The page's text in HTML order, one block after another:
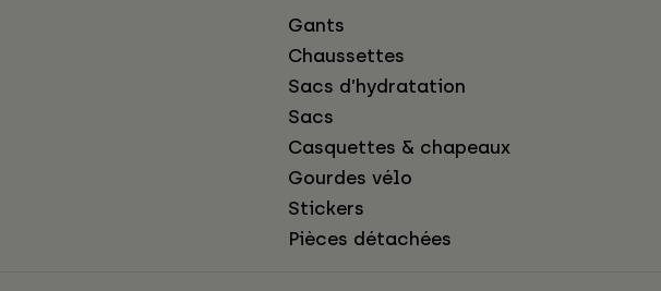
Gants
Chaussettes
Sacs d’hydratation
Sacs
Casquettes & chapeaux
Gourdes vélo
Stickers
Pièces détachées